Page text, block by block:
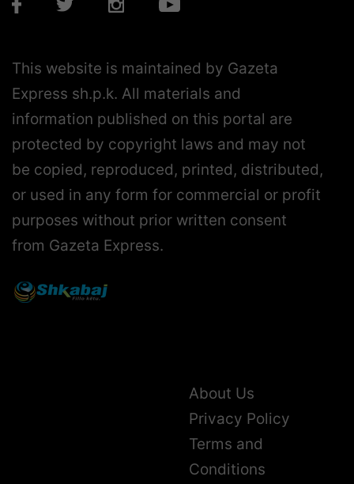
This website is maintained by Gazeta
Express sh.p.k. All materials and
information published on this portal are
protected by copyright laws and may not
be copied, reproduced, printed, distributed,
or used in any form for commercial or profit
purposes without prior written consent
from Gazeta Express.
About Us
Privacy Policy
Terms and
Conditions